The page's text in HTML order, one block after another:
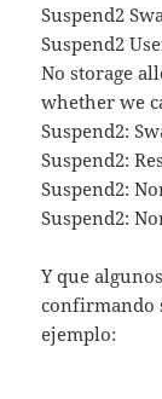
Suspend2
Suspend2
No storage
whether we
Suspend2:
Suspend2:
Suspend2:
Suspend2:
Y que
confirmando
ejemplo: